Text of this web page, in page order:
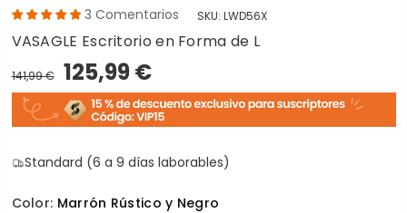
3 Comentarios SKU: LWD56X
VASAGLE Escritorio en Forma de L
141,99 € 125,99 €
Standard (6 a 9 días laborables)
Color: Marrón Rústico y Negro